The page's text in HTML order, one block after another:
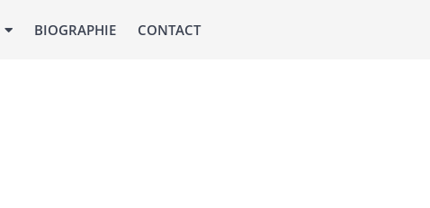
BIOGRAPHIE CONTACT